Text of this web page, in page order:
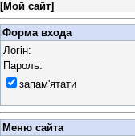
[Мой сайт]
Форма входа
Логін:
Пароль:
запам'ятати
Меню сайта